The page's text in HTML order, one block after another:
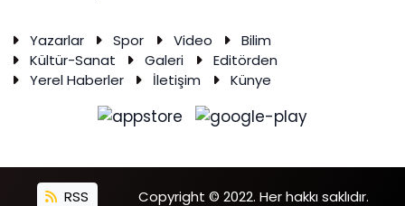
Yazarlar Spor Video
Bilim
Kültür-Sanat
Galeri
Editörden
Yerel Haberler
İletişim Künye
RSS Copyright © 2022. Her hakkı saklıdır.